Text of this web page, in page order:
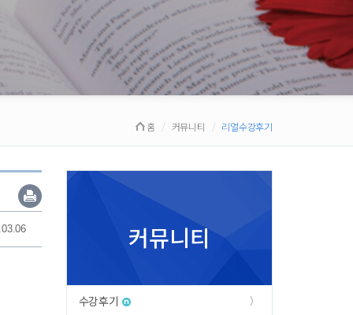
홈 커뮤니티 리얼수강후기
커뮤니티
수강후기